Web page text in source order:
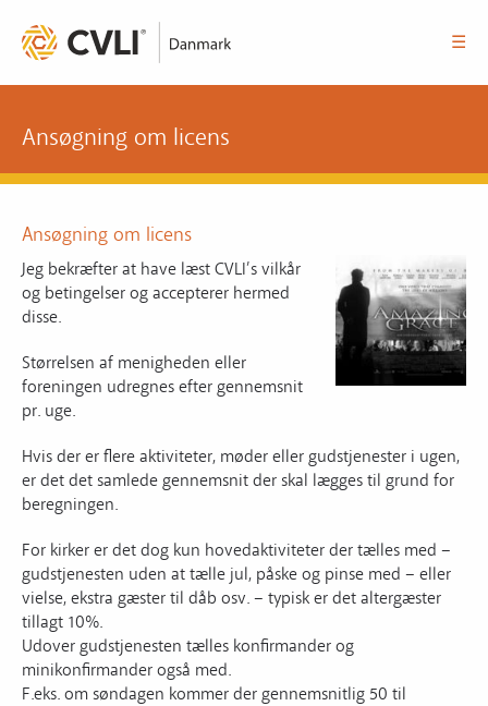
☰
Ansøgning om licens
Ansøgning om licens
Jeg bekræfter at have læst CVLI’s vilkår
og betingelser og accepterer hermed
disse.
Størrelsen af menigheden eller
foreningen udregnes efter gennemsnit
pr. uge.
Hvis der er flere aktiviteter, møder eller gudstjenester i ugen,
er det det samlede gennemsnit der skal lægges til grund for
beregningen.
For kirker er det dog kun hovedaktiviteter der tælles med –
gudstjenesten uden at tælle jul, påske og pinse med – eller
vielse, ekstra gæster til dåb osv. – typisk er det altergæster
tillagt 10%.
Udover gudstjenesten tælles konfirmander og
minikonfirmander også med.
F.eks. om søndagen kommer der gennemsnitlig 50 til